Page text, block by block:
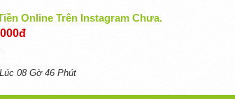
Online Trên Instagram Chưa.
08 Gờ 46 Phút